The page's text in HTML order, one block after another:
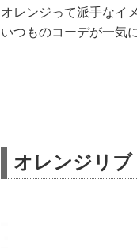
オレンジって派手なイ
いつものコーデが一気
オレンジリ